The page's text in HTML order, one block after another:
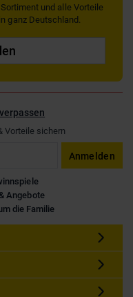
und alle Vorteile
ganz Deutschland.
Vorteile sichern
Anmelden
Angebote
die Familie